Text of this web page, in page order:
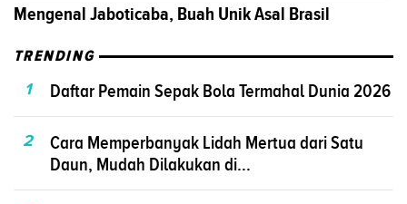
Mengenal Jaboticaba, Buah Unik Asal Brasil
TRENDING
1
Daftar Pemain Sepak Bola Termahal Dunia 2026
2
Cara Memperbanyak Lidah Mertua dari Satu
Daun, Mudah Dilakukan di...